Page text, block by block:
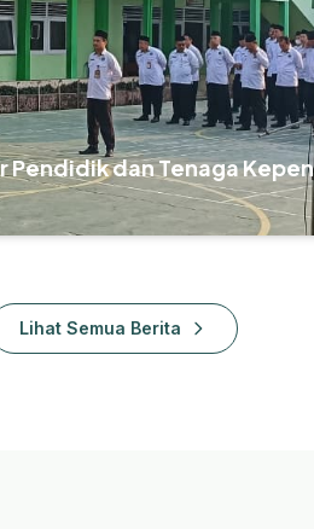
dan Tenaga
Lihat Semua Berita